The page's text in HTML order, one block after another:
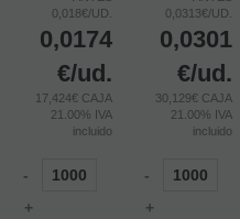
0,018€/UD.
0,0174
€/ud.
17,424€ CAJA
21.00% IVA
incluido
-
+
0,0313€/UD.
0,0301
€/ud.
30,129€ CAJA
21.00% IVA
incluido
-
+